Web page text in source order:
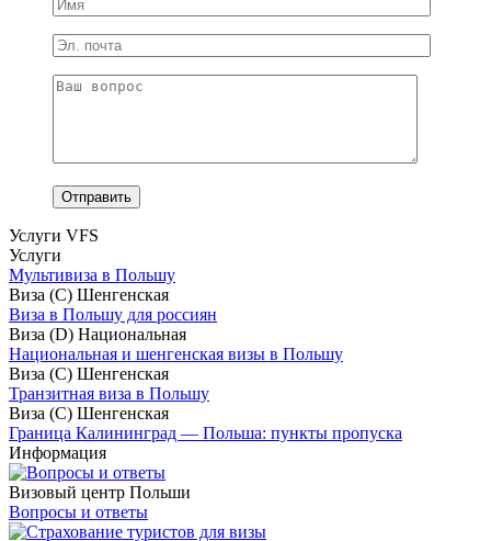
Услуги VFS
Услуги
Мультивиза в Польшу
Виза (С) Шенгенская
Виза в Польшу для россиян
Виза (D) Национальная
Национальная и шенгенская визы в Польшу
Виза (С) Шенгенская
Транзитная виза в Польшу
Виза (С) Шенгенская
Граница Калининград — Польша: пункты пропуска
Информация
Визовый центр Польши
Вопросы и ответы